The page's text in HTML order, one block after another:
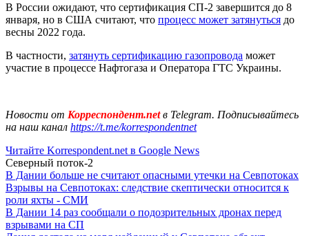
В России ожидают, что сертификация СП-2 завершится до 8
января, но в США считают, что процесс может затянуться до
весны 2022 года.
В частности, затянуть сертификацию газопровода может
участие в процессе Нафтогаза и Оператора ГТС Украины.
Новости от Корреспондент.netв Telegram. Подписывайтесь
на наш канал https://t.me/korrespondentnet
Читайте Korrespondent.net в Google News
Северный поток-2
В Дании больше не считают опасными утечки на Севпотоках
Взрывы на Севпотоках: следствие скептически относится к
роли яхты - СМИ
В Дании 14 раз сообщали о подозрительных дронах перед
взрывами на СП